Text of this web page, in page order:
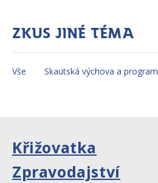
Zkus jiné téma
Vše Skautská výchova a program
Křižovatka
Zpravodajství